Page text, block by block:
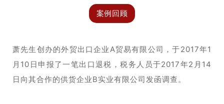
案例回顾
萧先生创办的外贸出口企业A贸易有限公司，于2017年1
月10日申报了一笔出口退税，税务人员于2017年2月14
日向其合作的供货企业B实业有限公司发函调查。